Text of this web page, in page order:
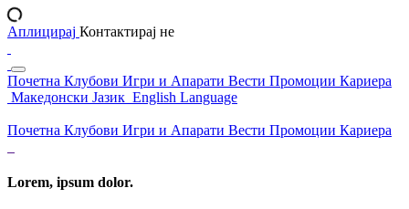
Аплицирај Контактирај не
Почетна Клубови Игри и Апарати Вести Промоции Кариера
Македонски Јазик English Language
Почетна Клубови Игри и Апарати Вести Промоции Кариера
Lorem, ipsum dolor.